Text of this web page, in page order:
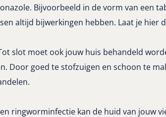
Bijvoorbeeld in de vorm van een
altijd bijwerkingen hebben. Laat je
slot moet ook jouw huis behandeld
Door goed te stofzuigen en schoon te
ringworminfectie kan de huid van jouw